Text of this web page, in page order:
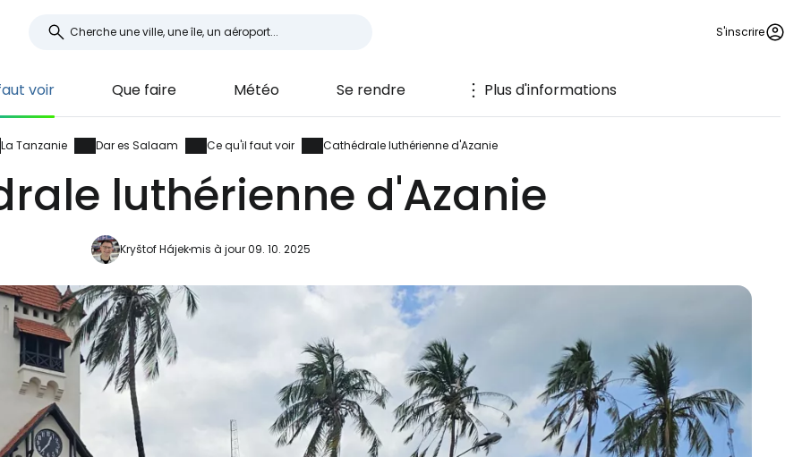
S'inscrire
voir Que faire Météo Se rendre Plus d'informations
La Tanzanie Dar es Salaam Ce qu'il faut voir Cathédrale luthérienne d'Azanie
luthérienne d'Azanie
Kryštof Hájekmis à jour 09. 10. 2025